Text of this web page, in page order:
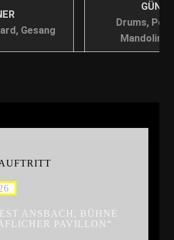
Gesang
Drums,
Mandoline,
ANSBACH, BÜHNE
PAVILLON“